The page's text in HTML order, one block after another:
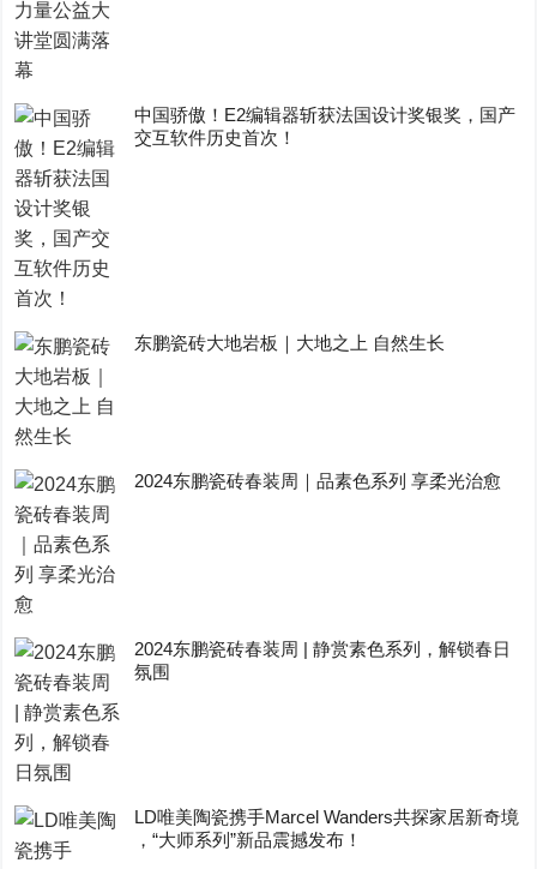
中国骄傲！E2编辑器斩获法国设计奖银奖，国产
交互软件历史首次！
东鹏瓷砖大地岩板｜大地之上 自然生长
2024东鹏瓷砖春装周｜品素色系列 享柔光治愈
2024东鹏瓷砖春装周 | 静赏素色系列，解锁春日
氛围
LD唯美陶瓷携手Marcel Wanders共探家居新奇境
，“大师系列”新品震撼发布！